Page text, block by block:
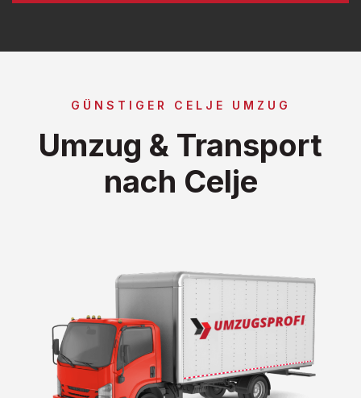
GÜNSTIGER CELJE UMZUG
Umzug & Transport
nach Celje